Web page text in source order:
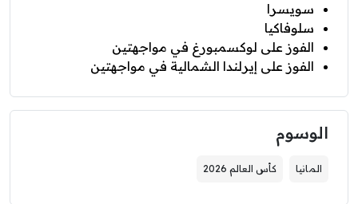
سويسرا
سلوفاكيا
الفوز على لوكسمبورغ في مواجهتين
الفوز على إيرلندا الشمالية في مواجهتين
الوسوم
المانيا كأس العالم 2026